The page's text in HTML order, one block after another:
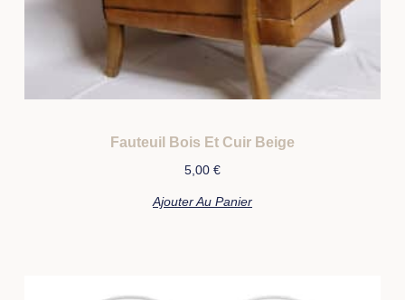
Fauteuil Bois Et Cuir Beige
5,00 €
Ajouter Au Panier